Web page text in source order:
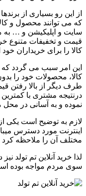
از این رو بسیاری از
که می توانند محصول و
سایت و اپلیکیشن و … به
قیمت و تخفیفات متنوع
کالا را برای خریداران خود
این امر سبب می گردد که
کالا، محصولات خود را
طرف دیگر از بالا رفتن
درنتیجه مشتری با کمترین
نموده و به آسانی در
لازم به توضیح است یکی
اینترنت مورد دسترس
مختلف آن را ملاحظه کرد
لذا خرید آنلاین تم تولد
سوی مردم مواجه بوده